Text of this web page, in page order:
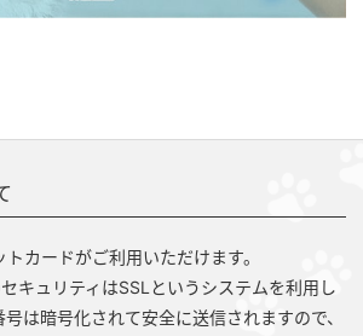
カードがご利用いただけます。
キュリティはSSLというシステムを利用し
は暗号化されて安全に送信されますので、